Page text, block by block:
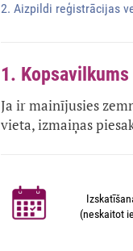
2. Aizpildi reģistrācijas
1. Kopsavilkums
Ja ir mainījusies
vieta, izmaiņas
(neskaitot